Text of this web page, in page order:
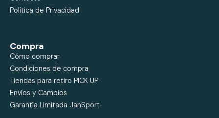
Política de Privacidad
Compra
Cómo comprar
Condiciones de compra
Tiendas para retiro PICK UP
Envíos y Cambios
Garantía Limitada JanSport